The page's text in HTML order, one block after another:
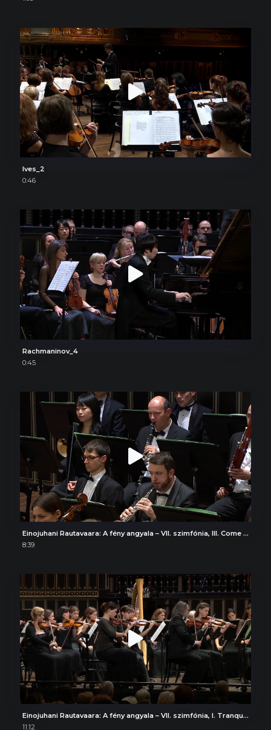
Ives_2
0:46
Rachmaninov_4
0:45
Einojuhani Rautavaara: A fény angyala – VII. szimfónia, III. Come un sogno
8:39
Einojuhani Rautavaara: A fény angyala – VII. szimfónia, I. Tranquillo
11:12